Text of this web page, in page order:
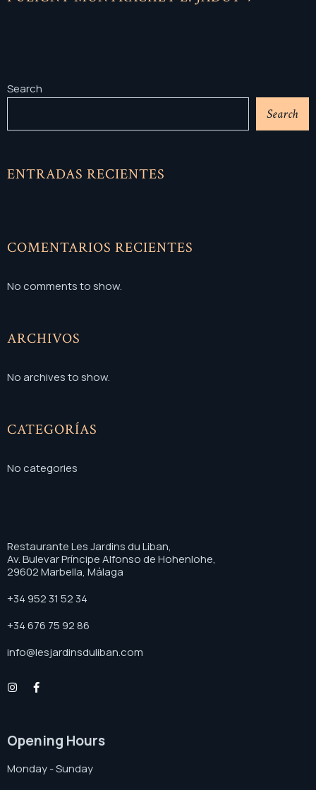
Search
Search
ENTRADAS RECIENTES
COMENTARIOS RECIENTES
No comments to show.
ARCHIVOS
No archives to show.
CATEGORÍAS
No categories
Restaurante Les Jardins du Liban,
Av. Bulevar Príncipe Alfonso de Hohenlohe,
29602 Marbella, Málaga
+34 952 31 52 34
+34 676 75 92 86
info@lesjardinsduliban.com
Opening Hours
Monday - Sunday